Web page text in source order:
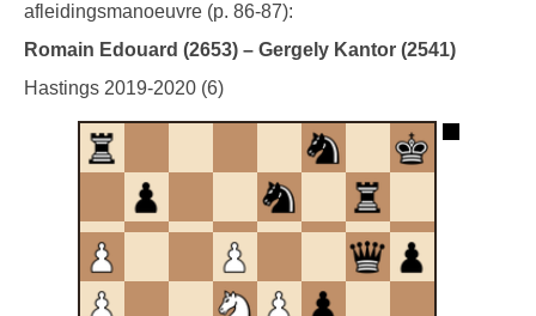
afleidingsmanoeuvre (p. 86-87):
Romain Edouard (2653) – Gergely Kantor (2541)
Hastings 2019-2020 (6)